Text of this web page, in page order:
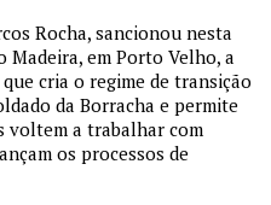
Rocha, sancionou nesta
Madeira, em Porto Velho, a
cria o regime de transição
da Borracha e permite
voltem a trabalhar com
os processos de